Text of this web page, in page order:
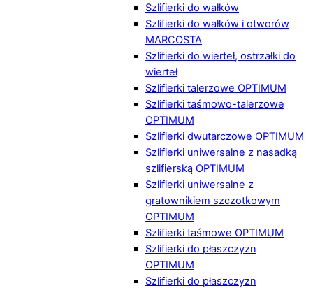
Szlifierki do wałków
Szlifierki do wałków i otworów
MARCOSTA
Szlifierki do wierteł, ostrzałki do
wierteł
Szlifierki talerzowe OPTIMUM
Szlifierki taśmowo-talerzowe
OPTIMUM
Szlifierki dwutarczowe OPTIMUM
Szlifierki uniwersalne z nasadką
szlifierską OPTIMUM
Szlifierki uniwersalne z
gratownikiem szczotkowym
OPTIMUM
Szlifierki taśmowe OPTIMUM
Szlifierki do płaszczyzn
OPTIMUM
Szlifierki do płaszczyzn